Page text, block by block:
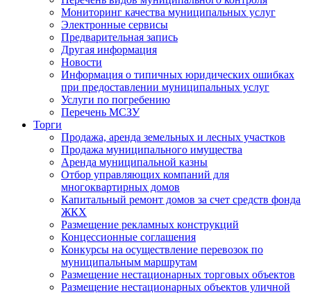
Мониторинг качества муниципальных услуг
Электронные сервисы
Предварительная запись
Другая информация
Новости
Информация о типичных юридических ошибках
при предоставлении муниципальных услуг
Услуги по погребению
Перечень МСЗУ
Торги
Продажа, аренда земельных и лесных участков
Продажа муниципального имущества
Аренда муниципальной казны
Отбор управляющих компаний для
многоквартирных домов
Капитальный ремонт домов за счет средств фонда
ЖКХ
Размещение рекламных конструкций
Концессионные соглашения
Конкурсы на осуществление перевозок по
муниципальным маршрутам
Размещение нестационарных торговых объектов
Размещение нестационарных объектов уличной